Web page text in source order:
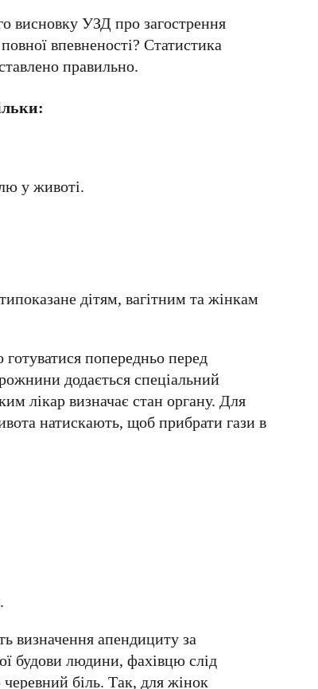
висновку УЗД про загострення
впевненості? Статистика
правильно.
у животі.
дітям, вагітним та жінкам
попередньо перед
додається спеціальний
лікар визначає стан органу. Для
натискають, щоб прибрати гази в
визначення апендициту за
будови людини, фахівцю слід
біль. Так, для жінок